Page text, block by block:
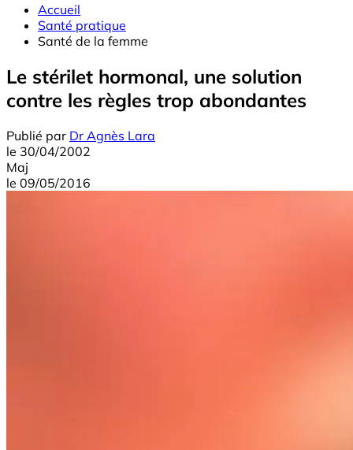
Accueil
Santé pratique
Santé de la femme
Le stérilet hormonal, une solution
contre les règles trop abondantes
Publié par Dr Agnès Lara
le 30/04/2002
Maj
le 09/05/2016